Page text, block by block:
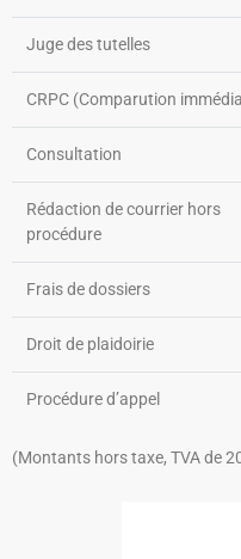
Juge des tutelles
CRPC (Comparution
Consultation
Rédaction de courrier hors
procédure
Frais de dossiers
Droit de plaidoirie
Procédure d’appel
(Montants hors taxe, TVA de